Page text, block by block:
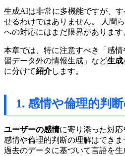
生成AIは非常に多機能ですが、
せるわけではありません。 人間
への対応にはまだ限界があります
本章では、特に注意すべき「感
習データ外の情報生成」など生成
に分けて紹介します。
1. 感情や倫理的判
ユーザーの感情に寄り添った対応
感情や倫理的判断の理解はでき
過去のデータに基づいて言語を